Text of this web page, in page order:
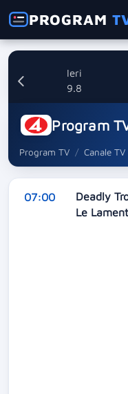
PROGRAM
Ieri
9.8
Program
Program TV Canale TV
07:00
Deadly
Le